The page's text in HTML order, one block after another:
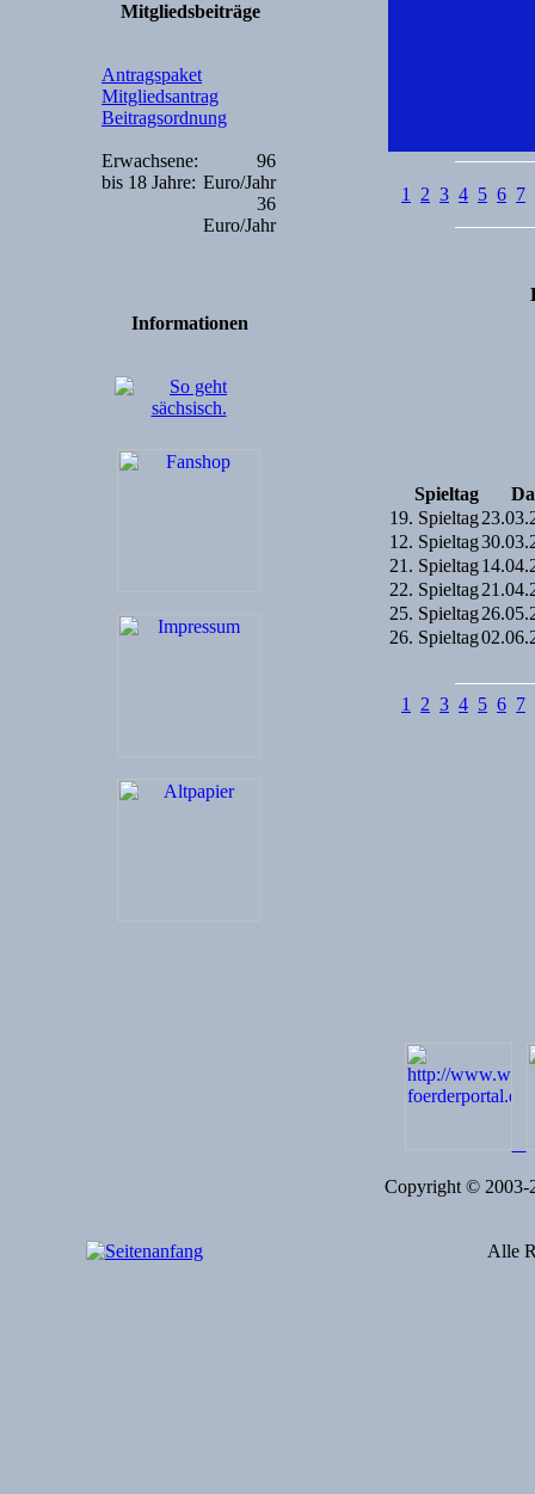
Mitgliedsbeiträge
Antragspaket
Mitgliedsantrag
Beitragsordnung
Erwachsene:
bis 18 Jahre:
96
Euro/Jahr
36
Euro/Jahr
Informationen
1 2 3 4 5 6 7
Spieltag
19. Spieltag
12. Spieltag
21. Spieltag
22. Spieltag
25. Spieltag
26. Spieltag
1 2 3 4 5 6 7
Copyright ©
Alle